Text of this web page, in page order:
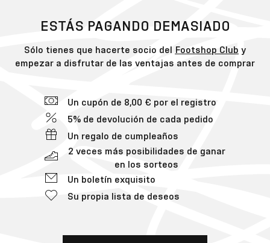
ESTÁS PAGANDO DEMASIADO
Sólo tienes que hacerte socio del Footshop Club y
empezar a disfrutar de las ventajas antes de comprar
Un cupón de 8,00 € por el registro
5% de devolución de cada pedido
Un regalo de cumpleaños
2 veces más posibilidades de ganar
en los sorteos
Un boletín exquisito
Su propia lista de deseos